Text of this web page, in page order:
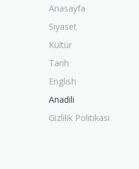
Anasayfa
Siyaset
Kültür
Tarih
English
Anadili
Gizlilik Politikası